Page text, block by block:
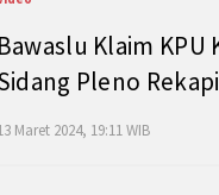
Bawaslu Klaim
Pleno
Maret 2024, 19:11 WIB